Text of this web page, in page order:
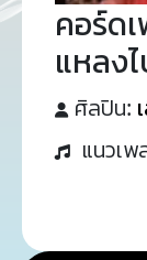
คอร์ด
แหลง
ศิลปิน:
แนวเพ